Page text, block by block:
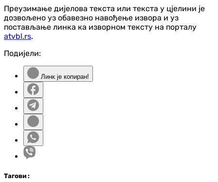
Преузимање дијелова текста или текста у цјелини је
дозвољено уз обавезно навођење извора и уз
постављање линка ка изворном тексту на порталу
atvbl.rs.
Подијели:
Линк је копиран!
Тагови :